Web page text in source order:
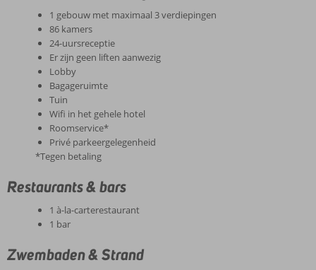
1 gebouw met maximaal 3 verdiepingen
86 kamers
24-uursreceptie
Er zijn geen liften aanwezig
Lobby
Bagageruimte
Tuin
Wifi in het gehele hotel
Roomservice*
Privé parkeergelegenheid
*Tegen betaling
Restaurants & bars
1 à-la-carterestaurant
1 bar
Zwembaden & Strand